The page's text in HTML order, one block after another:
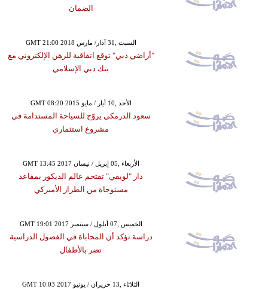
الضمان
GMT 21:00 2018 السبت ,31 آذار/ مارس
"أراضي دبي" توقع اتفاقية للرهن الإلكتروني مع
بنك دبي الإسلامي
GMT 08:20 2015 الأحد ,10 أيار / مايو
سعود الدرمكي يروّج للسياحة المستدامة في
مشروع استثماري
GMT 13:45 2017 الأربعاء ,05 إبريل / نيسان
دار "لويفي" تقتحم عالم الديكور بمقاعد
مستوحاة من الطراز الأميركي
GMT 19:01 2017 الخميس ,07 أيلول / سبتمبر
دراسة تؤكد أن المحاباة في الفصول الدراسية
تضر بالأطفال
GMT 10:03 2017 الثلاثاء ,13 حزيران / يونيو